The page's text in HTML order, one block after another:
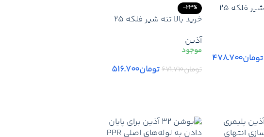
خرید بالا تنه شیر فلکه 25
تومان۴۷۸.۷۰۰
-23%
خرید بالا تنه شیر فلکه 25
قطعات یدکی شیرآلات آذین
+ ارسال فوری
آذین
تومان۶۷۱.۷۱۰تومان۵۱۶.۷۰۰